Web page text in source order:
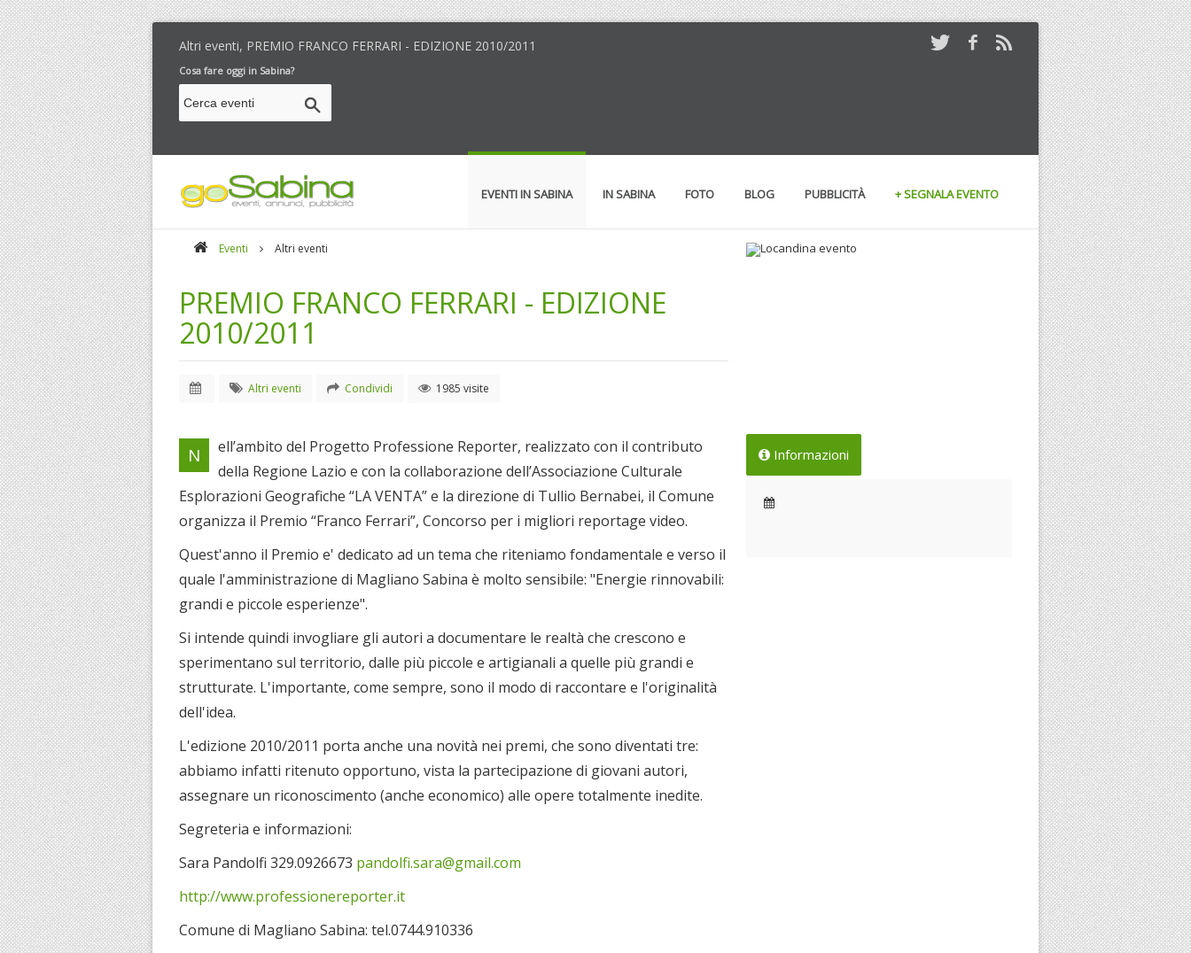
Altri eventi, PREMIO FRANCO FERRARI - EDIZIONE 2010/2011
Cosa fare oggi in Sabina?
EVENTI IN SABINA IN SABINA FOTO BLOG PUBBLICITÀ + SEGNALA EVENTO
Eventi Altri eventi
PREMIO FRANCO FERRARI - EDIZIONE
2010/2011
Altri eventi Condividi 1985 visite
N
ell’ambito del Progetto Professione Reporter, realizzato con il contributo
della Regione Lazio e con la collaborazione dell’Associazione Culturale
Esplorazioni Geografiche “LA VENTA” e la direzione di Tullio Bernabei, il Comune
organizza il Premio “Franco Ferrari”, Concorso per i migliori reportage video.
Quest'anno il Premio e' dedicato ad un tema che riteniamo fondamentale e verso il
quale l'amministrazione di Magliano Sabina è molto sensibile: "Energie rinnovabili:
grandi e piccole esperienze".
Si intende quindi invogliare gli autori a documentare le realtà che crescono e
sperimentano sul territorio, dalle più piccole e artigianali a quelle più grandi e
strutturate. L'importante, come sempre, sono il modo di raccontare e l'originalità
dell'idea.
L'edizione 2010/2011 porta anche una novità nei premi, che sono diventati tre:
abbiamo infatti ritenuto opportuno, vista la partecipazione di giovani autori,
assegnare un riconoscimento (anche economico) alle opere totalmente inedite.
Segreteria e informazioni:
Sara Pandolfi 329.0926673 pandolfi.sara@gmail.com
http://www.professionereporter.it
Comune di Magliano Sabina: tel.0744.910336
Informazioni